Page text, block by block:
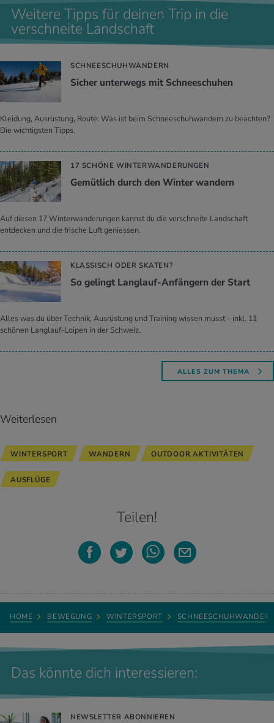
Weitere Tipps für deinen Trip in die
verschneite Landschaft
SCHNEESCHUHWANDERN
Si­cher un­ter­wegs mit Schnee­schu­hen
Kleidung, Ausrüstung, Route: Was ist beim Schneeschuhwandern zu beachten?
Die wichtigsten Tipps.
17 SCHÖNE WINTERWANDERUNGEN
Ge­müt­lich durch den Win­ter wan­dern
Auf diesen 17 Winterwanderungen kannst du die verschneite Landschaft
entdecken und die frische Luft geniessen.
KLASSISCH ODER SKATEN?
So ge­lingt Lang­lauf-An­fän­gern der Start
Alles was du über Technik, Ausrüstung und Training wissen musst – inkl. 11
schönen Langlauf-Loipen in der Schweiz.
ALLES ZUM THEMA
Weiterlesen
WINTERSPORT WANDERN OUTDOOR AKTIVITÄTEN
AUSFLÜGE
Teilen!
HOME BEWEGUNG WINTERSPORT
Das könnte dich interessieren:
NEWSLETTER ABONNIEREN